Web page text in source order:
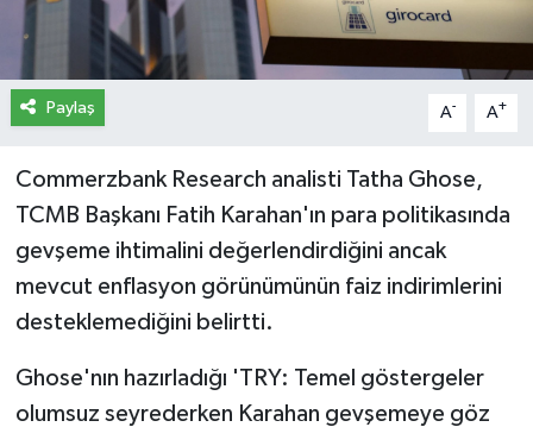
Paylaş A- A+
Commerzbank Research analisti Tatha Ghose,
TCMB Başkanı Fatih Karahan'ın para politikasında
gevşeme ihtimalini değerlendirdiğini ancak
mevcut enflasyon görünümünün faiz indirimlerini
desteklemediğini belirtti.
Ghose'nın hazırladığı 'TRY: Temel göstergeler
olumsuz seyrederken Karahan gevşemeye göz